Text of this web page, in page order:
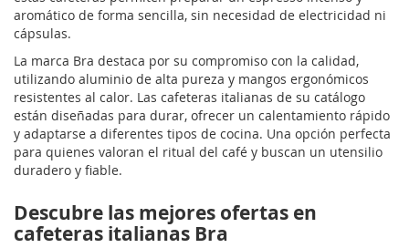
aromático de forma sencilla, sin necesidad de electricidad ni
cápsulas.
La marca Bra destaca por su compromiso con la calidad,
utilizando aluminio de alta pureza y mangos ergonómicos
resistentes al calor. Las cafeteras italianas de su catálogo
están diseñadas para durar, ofrecer un calentamiento rápido
y adaptarse a diferentes tipos de cocina. Una opción perfecta
para quienes valoran el ritual del café y buscan un utensilio
duradero y fiable.
Descubre las mejores ofertas en
cafeteras italianas Bra